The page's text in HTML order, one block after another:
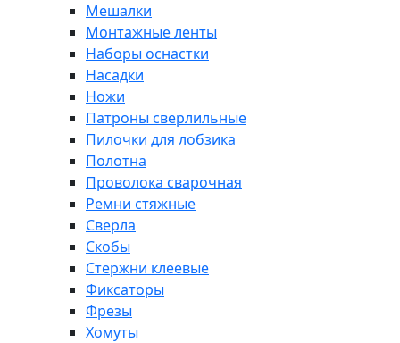
Мешалки
Монтажные ленты
Наборы оснастки
Насадки
Ножи
Патроны сверлильные
Пилочки для лобзика
Полотна
Проволока сварочная
Ремни стяжные
Сверла
Скобы
Стержни клеевые
Фиксаторы
Фрезы
Хомуты